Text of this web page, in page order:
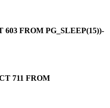
603 FROM PG_SLEEP(15))-
711 FROM